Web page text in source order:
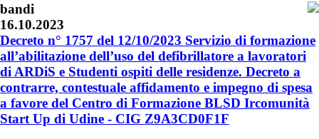
bandi
16.10.2023
Decreto n° 1757 del 12/10/2023 Servizio di formazione
all’abilitazione dell’uso del defibrillatore a lavoratori
di ARDiS e Studenti ospiti delle residenze. Decreto a
contrarre, contestuale affidamento e impegno di spesa
a favore del Centro di Formazione BLSD Ircomunità
Start Up di Udine - CIG Z9A3CD0F1F